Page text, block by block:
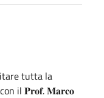
tutta la
il 𝐏𝐫𝐨𝐟. 𝐌𝐚𝐫𝐜𝐨